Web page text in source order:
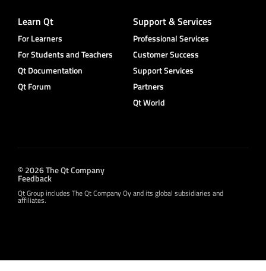
Learn Qt
For Learners
For Students and Teachers
Qt Documentation
Qt Forum
Support & Services
Professional Services
Customer Success
Support Services
Partners
Qt World
© 2026 The Qt Company
Feedback
Qt Group includes The Qt Company Oy and its global subsidiaries and
affiliates.